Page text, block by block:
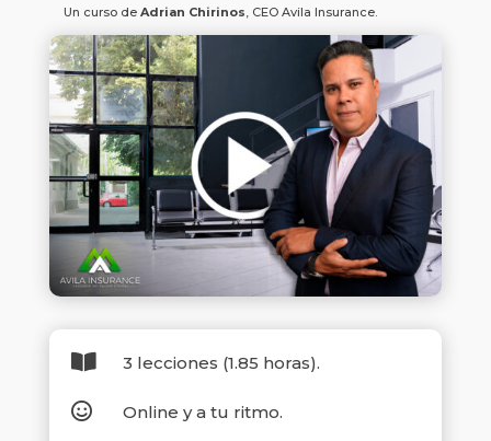
Un curso de Adrian Chirinos, CEO Avila Insurance.
 3 lecciones (1.85 horas).
 Online y a tu ritmo.